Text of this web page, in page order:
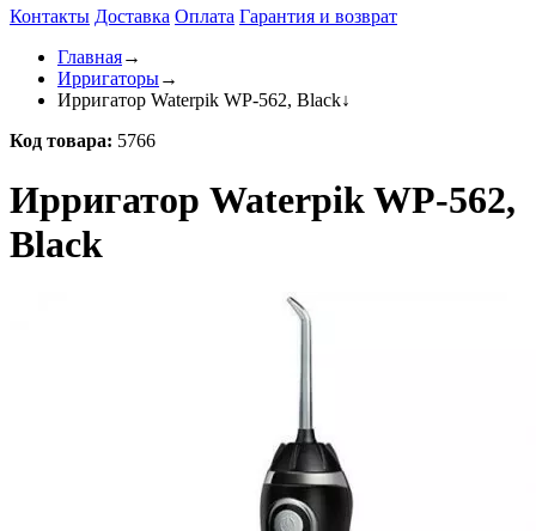
Контакты Доставка Оплата Гарантия и возврат
Главная→
Ирригаторы→
Ирригатор Waterpik WP-562, Black↓
Код товара: 5766
Ирригатор Waterpik WP-562,
Black